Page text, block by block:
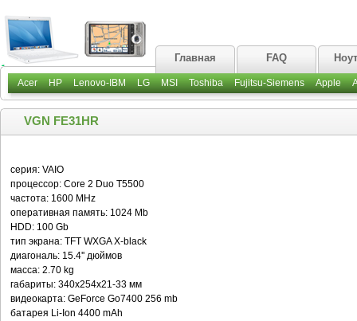
Главная FAQ
Acer HP Lenovo-IBM LG MSI Toshiba Fujitsu-Siemens Apple
VGN FE31HR
серия: VAIO
процессор: Core 2 Duo T5500
частота: 1600 MHz
оперативная память: 1024 Mb
HDD: 100 Gb
тип экрана: TFT WXGA X-black
диагональ: 15.4'' дюймов
масса: 2.70 kg
габариты: 340x254x21-33 мм
видеокарта: GeForce Go7400 256 mb
батарея Li-Ion 4400 mAh